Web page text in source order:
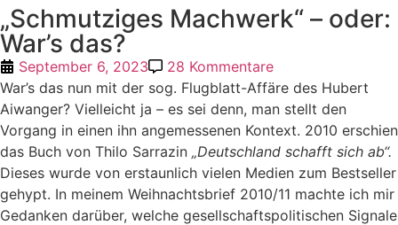
„Schmutziges Machwerk“ – oder:
War’s das?
September 6, 2023
28 Kommentare
War’s das nun mit der sog. Flugblatt-Affäre des Hubert
Aiwanger? Vielleicht ja – es sei denn, man stellt den
Vorgang in einen ihn angemessenen Kontext. 2010 erschien
das Buch von Thilo Sarrazin „Deutschland schafft sich ab“.
Dieses wurde von erstaunlich vielen Medien zum Bestseller
gehypt. In meinem Weihnachtsbrief 2010/11 machte ich mir
Gedanken darüber, welche gesellschaftspolitischen Signale